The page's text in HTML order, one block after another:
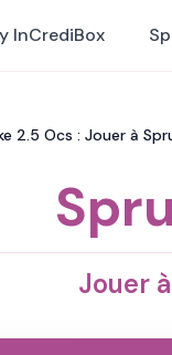
InCrediBox
2.5 Ocs : Jouer à
Jouer